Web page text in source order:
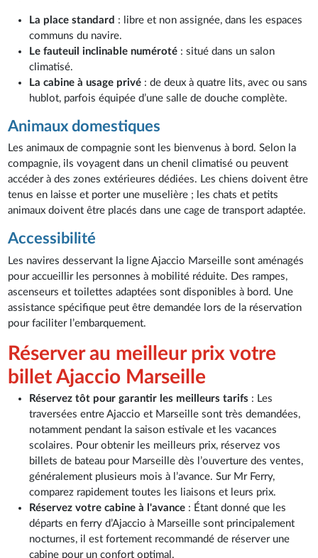
La place standard : libre et non assignée, dans les espaces
communs du navire.
Le fauteuil inclinable numéroté : situé dans un salon
climatisé.
La cabine à usage privé : de deux à quatre lits, avec ou sans
hublot, parfois équipée d’une salle de douche complète.
Animaux domestiques
Les animaux de compagnie sont les bienvenus à bord. Selon la
compagnie, ils voyagent dans un chenil climatisé ou peuvent
accéder à des zones extérieures dédiées. Les chiens doivent être
tenus en laisse et porter une muselière ; les chats et petits
animaux doivent être placés dans une cage de transport adaptée.
Accessibilité
Les navires desservant la ligne Ajaccio Marseille sont aménagés
pour accueillir les personnes à mobilité réduite. Des rampes,
ascenseurs et toilettes adaptées sont disponibles à bord. Une
assistance spécifique peut être demandée lors de la réservation
pour faciliter l’embarquement.
Réserver au meilleur prix votre
billet Ajaccio Marseille
Réservez tôt pour garantir les meilleurs tarifs : Les
traversées entre Ajaccio et Marseille sont très demandées,
notamment pendant la saison estivale et les vacances
scolaires. Pour obtenir les meilleurs prix, réservez vos
billets de bateau pour Marseille dès l’ouverture des ventes,
généralement plusieurs mois à l’avance. Sur Mr Ferry,
comparez rapidement toutes les liaisons et leurs prix.
Réservez votre cabine à l'avance : Étant donné que les
départs en ferry d’Ajaccio à Marseille sont principalement
nocturnes, il est fortement recommandé de réserver une
cabine pour un confort optimal.